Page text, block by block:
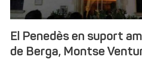
El Penedès en suport
de Berga, Montse